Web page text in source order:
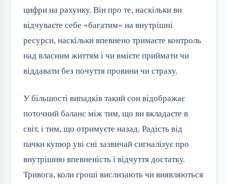
цифри на рахунку. Він про те, наскільки ви
відчуваєте себе «багатим» на внутрішні
ресурси, наскільки впевнено тримаєте контроль
над власним життям і чи вмієте приймати чи
віддавати без почуття провини чи страху.
У більшості випадків такий сон відображає
поточний баланс між тим, що ви вкладаєте в
світ, і тим, що отримуєте назад. Радість від
пачки купюр уві сні зазвичай сигналізує про
внутрішню впевненість і відчуття достатку.
Тривога, коли гроші вислизають чи виявляються